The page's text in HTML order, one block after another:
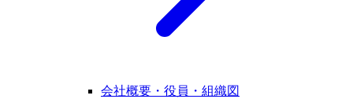
会社概要・役員・組織図